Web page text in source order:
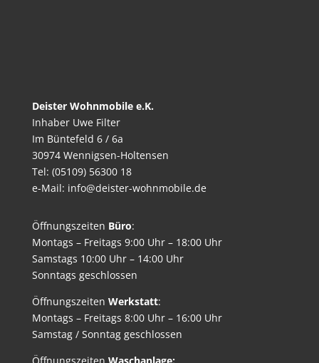
Deister Wohnmobile e.K.
Inhaber Uwe Filter
Im Büntefeld 6 / 6a
30974 Wennigsen-Holtensen
Tel: (05109) 56300 18
e-Mail: info@deister-wohnmobile.de
Öffnungszeiten Büro:
Montags – Freitags 9:00 Uhr – 18:00 Uhr
Samstags 10:00 Uhr – 14:00 Uhr
Sonntags geschlossen
Öffnungszeiten Werkstatt:
Montags – Freitags 8:00 Uhr – 16:00 Uhr
Samstag / Sonntag geschlossen